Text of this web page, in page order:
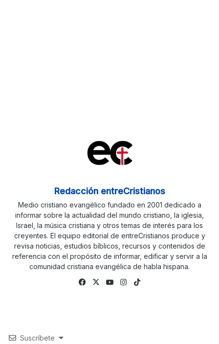
Redacción entreCristianos
Medio cristiano evangélico fundado en 2001 dedicado a
informar sobre la actualidad del mundo cristiano, la iglesia,
Israel, la música cristiana y otros temas de interés para los
creyentes. El equipo editorial de entreCristianos produce y
revisa noticias, estudios bíblicos, recursos y contenidos de
referencia con el propósito de informar, edificar y servir a la
comunidad cristiana evangélica de habla hispana.
Facebook
X YouTubeInstagram
Suscríbete